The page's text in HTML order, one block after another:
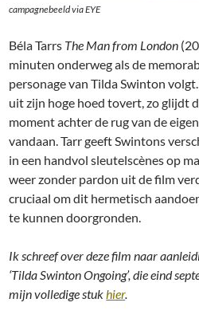
campagnebeeld via EYE
Béla Tarrs The Man from London
minuten onderweg als de
personage van Tilda Swinton
uit zijn hoge hoed tovert, zo glijdt
moment achter de rug van de
vandaan. Tarr geeft Swintons
in een handvol sleutelscènes op
weer zonder pardon uit de film
cruciaal om dit hermetisch
te kunnen doorgronden.
Ik schreef over deze film naar
‘Tilda Swinton Ongoing’, die eind
mijn volledige stukhier.